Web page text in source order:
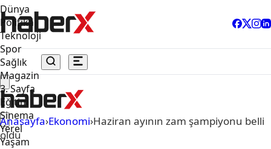
Dünya
Politika
Teknoloji
Spor
Sağlık
Magazin
3. Sayfa
Eğitim
Sinema
Yerel
Yaşam
Anasayfa›Ekonomi›Haziran ayının zam şampiyonu belli
oldu